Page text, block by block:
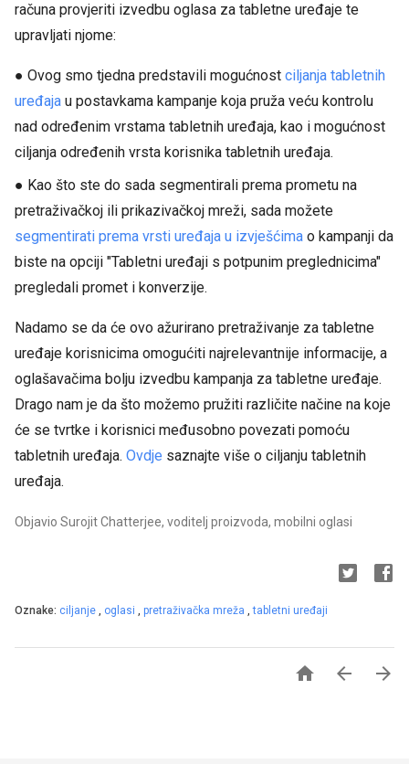
računa provjeriti izvedbu oglasa za tabletne uređaje te
upravljati njome:
● Ovog smo tjedna predstavili mogućnost ciljanja tabletnih
uređaja u postavkama kampanje koja pruža veću kontrolu
nad određenim vrstama tabletnih uređaja, kao i mogućnost
ciljanja određenih vrsta korisnika tabletnih uređaja.
● Kao što ste do sada segmentirali prema prometu na
pretraživačkoj ili prikazivačkoj mreži, sada možete
segmentirati prema vrsti uređaja u izvješćima o kampanji da
biste na opciji "Tabletni uređaji s potpunim preglednicima"
pregledali promet i konverzije.
Nadamo se da će ovo ažurirano pretraživanje za tabletne
uređaje korisnicima omogućiti najrelevantnije informacije, a
oglašavačima bolju izvedbu kampanja za tabletne uređaje.
Drago nam je da što možemo pružiti različite načine na koje
će se tvrtke i korisnici međusobno povezati pomoću
tabletnih uređaja. Ovdje saznajte više o ciljanju tabletnih
uređaja.
Objavio Surojit Chatterjee, voditelj proizvoda, mobilni oglasi
Oznake: ciljanje , oglasi , pretraživačka mreža ,tabletni uređaji
  